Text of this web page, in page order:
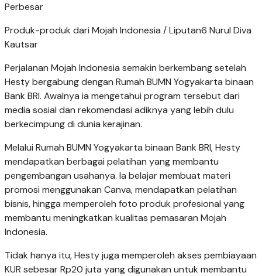
Perbesar
Produk-produk dari Mojah Indonesia / Liputan6 Nurul Diva
Kautsar
Perjalanan Mojah Indonesia semakin berkembang setelah
Hesty bergabung dengan Rumah BUMN Yogyakarta binaan
Bank BRI. Awalnya ia mengetahui program tersebut dari
media sosial dan rekomendasi adiknya yang lebih dulu
berkecimpung di dunia kerajinan.
Melalui Rumah BUMN Yogyakarta binaan Bank BRI, Hesty
mendapatkan berbagai pelatihan yang membantu
pengembangan usahanya. Ia belajar membuat materi
promosi menggunakan Canva, mendapatkan pelatihan
bisnis, hingga memperoleh foto produk profesional yang
membantu meningkatkan kualitas pemasaran Mojah
Indonesia.
Tidak hanya itu, Hesty juga memperoleh akses pembiayaan
KUR sebesar Rp20 juta yang digunakan untuk membantu